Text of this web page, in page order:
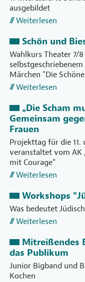
ausgebildet
Weiterlesen
Schön und
Wahlkurs Theater 7/
Märchen "Die
Weiterlesen
„Die Scham
Gemeinsam
Frauen
Projekttag für die 11.
veranstaltet vom AK
mit Courage“
Weiterlesen
Workshops
Was bedeutet
Weiterlesen
Mitreißendes
das Publikum
Junior Bigband und
Kochen